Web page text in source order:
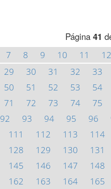
Página 41
7 8 9 10 11 12
29 30 31 32 33
50 51 52 53 54
71 72 73 74 75
92 93 94 95 96
111 112 113 114
128 129 130 131
145 146 147 148
162 163 164 165